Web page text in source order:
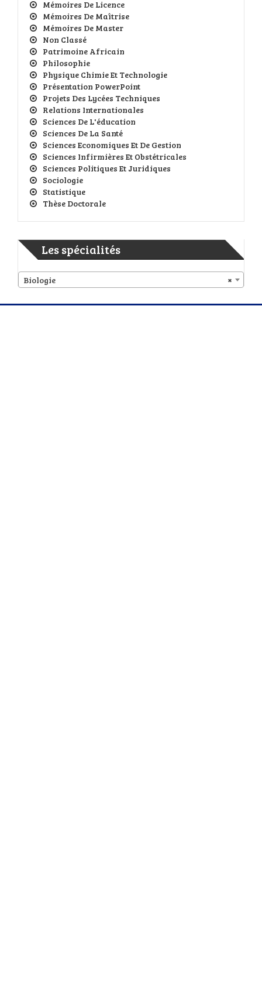
Mémoires De Licence
Mémoires De Maîtrise
Mémoires De Master
Non Classé
Patrimoine Africain
Philosophie
Physique Chimie Et Technologie
Présentation PowerPoint
Projets Des Lycées Techniques
Relations Internationales
Sciences De L'éducation
Sciences De La Santé
Sciences Economiques Et De Gestion
Sciences Infirmières Et Obstétricales
Sciences Politiques Et Juridiques
Sociologie
Statistique
Thèse Doctorale
Les spécialités
×
Biologie